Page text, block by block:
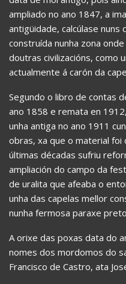
ampliado no ano 1847, a
antigüidade, calcúlase nuns
construída nunha zona
doutras civilizacións, como
actualmente á carón da
Segundo o libro de contas
ano 1858 e remata en
unha antiga no ano 1911
obras, xa que o material foi
últimas décadas sufriu
ampliación do campo da
de uralita que afeaba o
unha das capelas mellor
nunha fermosa paraxe
A orixe das poxas data do
nomes dos mordomos do
Francisco de Castro, ata